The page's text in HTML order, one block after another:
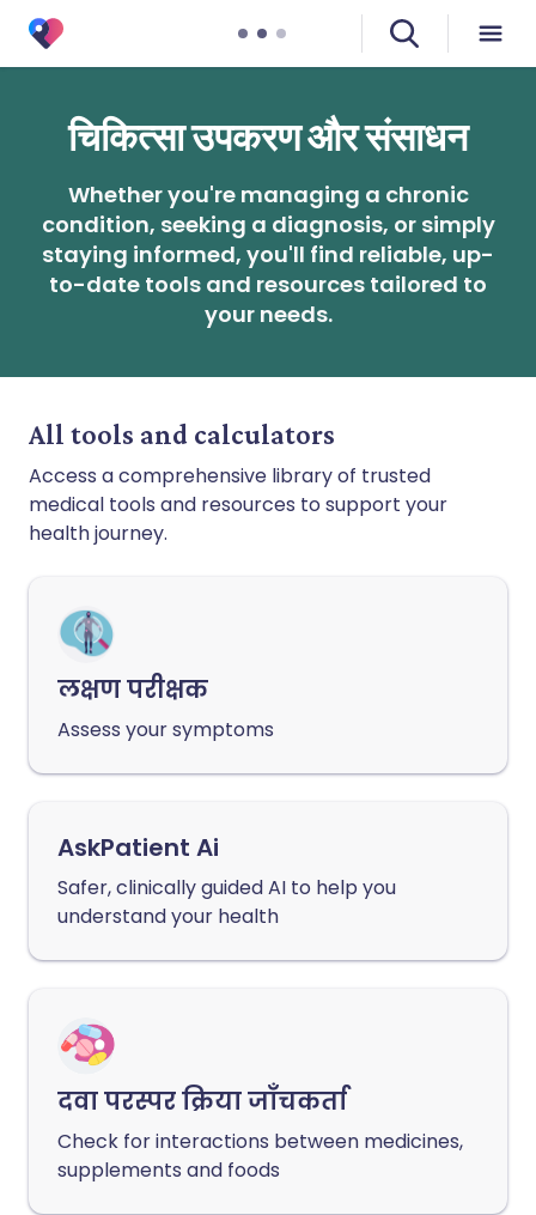
चिकित्सा उपकरण और संसाधन
Whether you're managing a chronic
condition, seeking a diagnosis, or simply
staying informed, you'll find reliable, up-
to-date tools and resources tailored to
your needs.
All tools and calculators
Access a comprehensive library of trusted
medical tools and resources to support your
health journey.
लक्षण परीक्षक
Assess your symptoms
AskPatient Ai
Safer, clinically guided AI to help you
understand your health
दवा परस्पर क्रिया जाँचकर्ता
Check for interactions between medicines,
supplements and foods